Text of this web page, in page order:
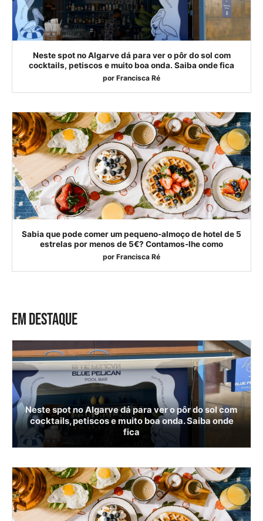
Neste spot no Algarve dá para ver o pôr do sol com
cocktails, petiscos e muito boa onda. Saiba onde fica
por Francisca Ré
Sabia que pode comer um pequeno-almoço de hotel de 5
estrelas por menos de 5€? Contamos-lhe como
por Francisca Ré
EM DESTAQUE
Neste spot no Algarve dá para ver o pôr do sol com
cocktails, petiscos e muito boa onda. Saiba onde
fica